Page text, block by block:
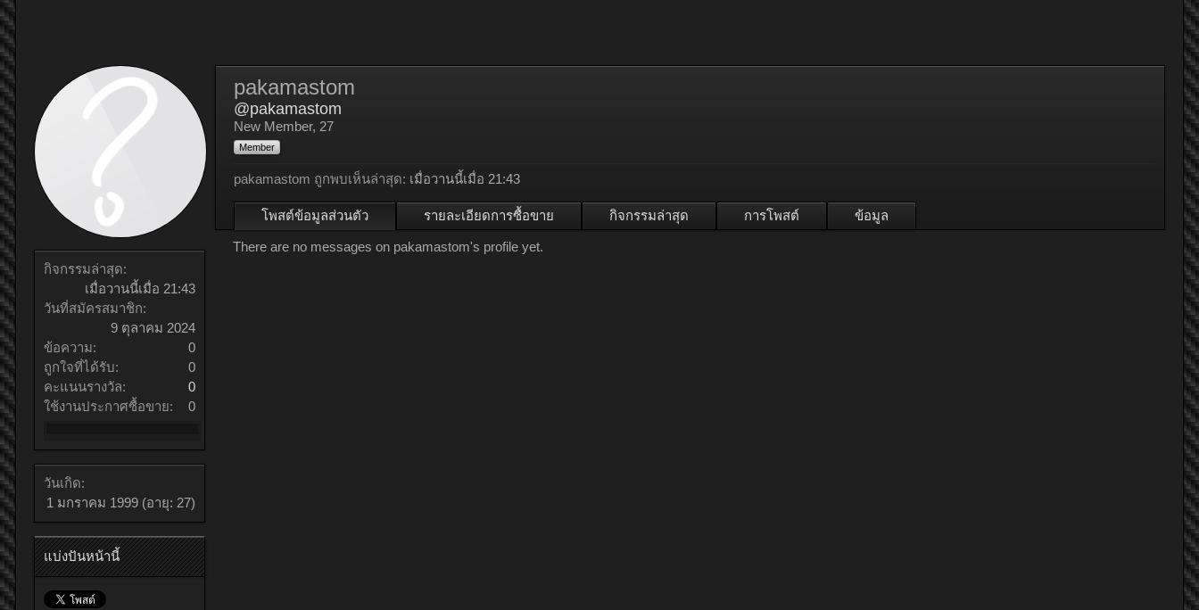
กิจกรรมล่าสุด:
เมื่อวานนี้เมื่อ 21:43
วันที่สมัครสมาชิก:
9 ตุลาคม 2024
ข้อความ:
0
ถูกใจที่ได้รับ:
0
คะแนนรางวัล:
0
ใช้งานประกาศซื้อขาย:
0
วันเกิด:
1 มกราคม 1999 (อายุ: 27)
แบ่งปันหน้านี้
pakamastom
@pakamastom
New Member, 27
Member
pakamastom ถูกพบเห็นล่าสุด: เมื่อวานนี้เมื่อ 21:43
โพสต์ข้อมูลส่วนตัว รายละเอียดการซื้อขาย กิจกรรมล่าสุด การโพสต์ ข้อมูล
There are no messages on pakamastom's profile yet.